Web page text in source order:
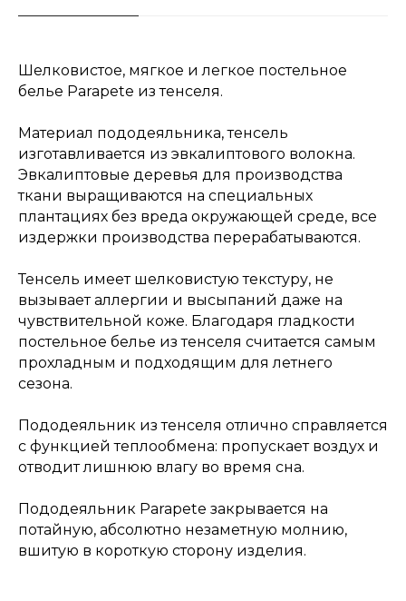
Шелковистое, мягкое и легкое постельное
белье Parapete из тенселя.
Материал пододеяльника, тенсель
изготавливается из эвкалиптового волокна.
Эвкалиптовые деревья для производства
ткани выращиваются на специальных
плантациях без вреда окружающей среде, все
издержки производства перерабатываются.
Тенсель имеет шелковистую текстуру, не
вызывает аллергии и высыпаний даже на
чувствительной коже. Благодаря гладкости
постельное белье из тенселя считается самым
прохладным и подходящим для летнего
сезона.
Пододеяльник из тенселя отлично справляется
с функцией теплообмена: пропускает воздух и
отводит лишнюю влагу во время сна.
Пододеяльник Parapete закрывается на
потайную, абсолютно незаметную молнию,
вшитую в короткую сторону изделия.